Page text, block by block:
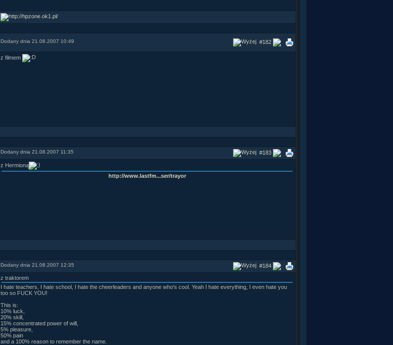
#182
Dodany dnia 21.08.2007 10:49
z filmem
#183
Dodany dnia 21.08.2007 11:35
z Hermioną
http://www.lastfm...ser/trayor
#184
Dodany dnia 21.08.2007 12:35
z traktorem
I hate teachers, I hate school, I hate the cheerleaders and anyone who's cool. Yeah I hate everything, I even hate you
too so FUCK YOU!
This is:
10% luck,
20% skill,
15% concentrated power of will,
5% pleasure,
50% pain
and a 100% reason to remember the name.